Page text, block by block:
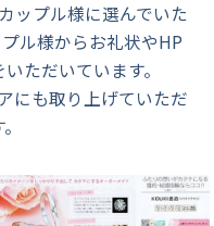
ップル様に選んでいた
ル様からお礼状やHP
ただいています。
にも取り上げていただ